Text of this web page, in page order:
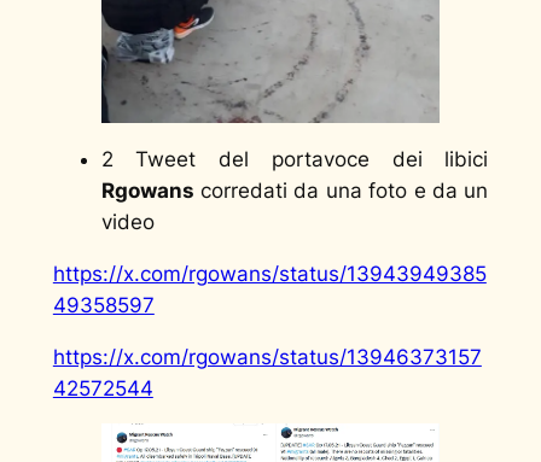
2 Tweet del portavoce dei libici
Rgowans corredati da una foto e da un
video
https://x.com/rgowans/status/13943949385
49358597
https://x.com/rgowans/status/13946373157
42572544